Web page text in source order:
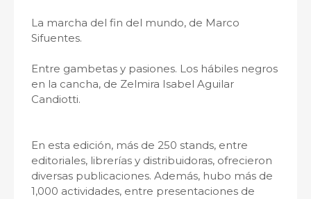
La marcha del fin del mundo, de Marco
Sifuentes.
Entre gambetas y pasiones. Los hábiles negros
en la cancha, de Zelmira Isabel Aguilar
Candiotti.
En esta edición, más de 250 stands, entre
editoriales, librerías y distribuidoras, ofrecieron
diversas publicaciones. Además, hubo más de
1,000 actividades, entre presentaciones de